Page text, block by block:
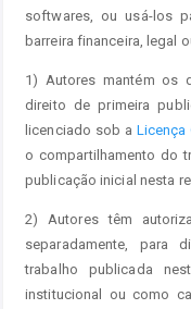
softwares, ou usá-los
barreira financeira, legal
1) Autores mantém os
direito de primeira
licenciado sob a Licença
o compartilhamento do
publicação inicial nesta
2) Autores têm
separadamente, para
trabalho publicada
institucional ou como